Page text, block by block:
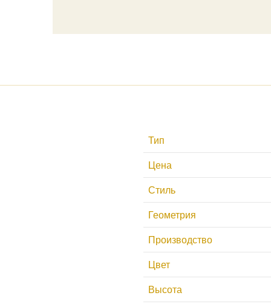
Тип
Цена
Стиль
Геометрия
Производство
Цвет
Высота